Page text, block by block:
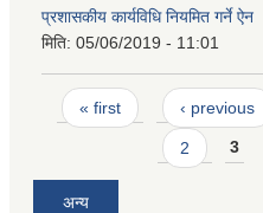
प्रशासकीय कार्यविधि नियमित गर्ने ऐन
मिति: 05/06/2019 - 11:01
Pages
« first ‹ previous
2 3
अन्य